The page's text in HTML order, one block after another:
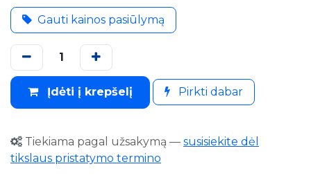
Gauti kainos pasiūlymą
Įdėti į krepšelį Pirkti dabar
Tiekiama pagal užsakymą — susisiekite dėl
tikslaus pristatymo termino